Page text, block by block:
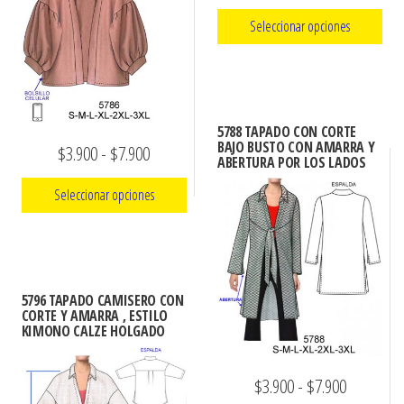
producto
se
pueden
elegir
en
la
página
producto
de
precios:
hasta
$7.900
Seleccionar opciones
múltiples
variantes.
Las
opciones
se
pueden
elegir
en
la
de
$3.900- $7.900Rango
de
precios:
hasta
$7.900
Seleccionar opciones
múltiples
variantes.
Las
opciones
5788 TAPADO CON CORTE
BAJO BUSTO CON AMARRA Y
ABERTURA POR LOS LADOS
$3.900- $7.900Rango
5796 TAPADO CAMISERO CON
CORTE Y AMARRA , ESTILO
KIMONO CALZE HOLGADO